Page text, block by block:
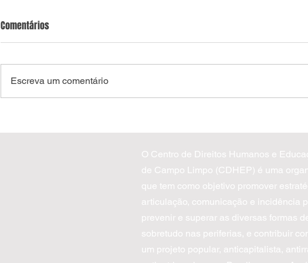
Ginecologia Natural
Tribunal de Justiça de
Comentários
Escreva um comentário
O Centro de Direitos Humanos e
de Campo Limpo (CDHEP) é uma
que tem como objetivo promover
articulação, comunicação e incidência
prevenir e superar as diversas formas
sobretudo nas periferias, e contribuir
um projeto popular, anticapitalista,